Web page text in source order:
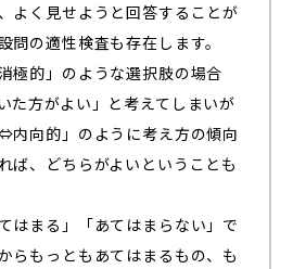
よく見せようと回答することが
問の適性検査も存在します。
極的」のような選択肢の場合
た方がよい」と考えてしまいが
内向的」のように考え方の傾向
ば、どちらがよいということも
はまる」「あてはまらない」で
らもっともあてはまるもの、も